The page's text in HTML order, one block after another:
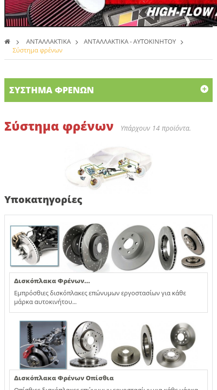
> ΑΝΤΑΛΛΑΚΤΙΚΑ >
ΑΝΤΑΛΛΑΚΤΙΚΑ - ΑΥΤΟΚΙΝΗΤΟΥ
Σύστημα φρένων
ΣΎΣΤΗΜΑ ΦΡΈΝΩΝ
Σύστημα φρένων Υπάρχουν 14 προϊόντα.
Υποκατηγορίες
Δισκόπλακα Φρένων...
Εμπρόσθιες δισκόπλακες επώνυμων εργοστασίων για κάθε
μάρκα αυτοκινήτου...
Δισκόπλακα Φρένων Οπίσθια